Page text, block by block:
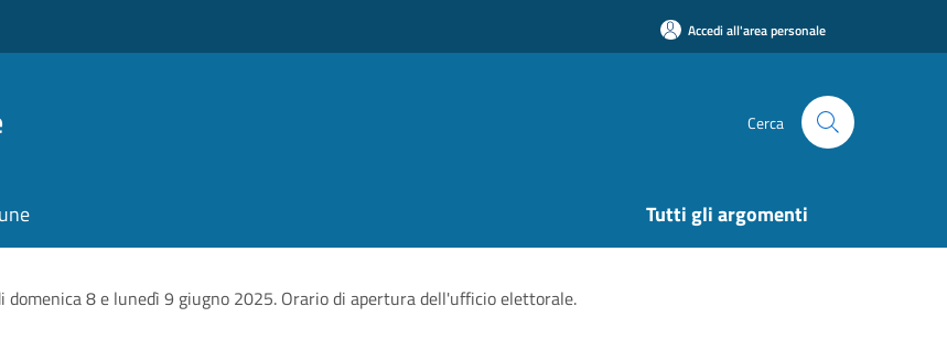
Accedi all'area personale
Cerca
Tutti gli argomenti
domenica 8 e lunedì 9 giugno 2025. Orario di apertura dell'ufficio elettorale.